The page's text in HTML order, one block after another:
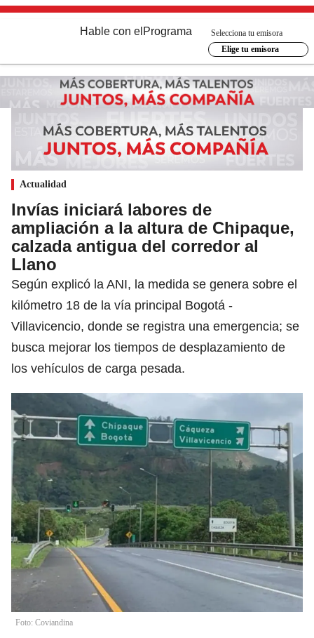
Hable con el Programa
Selecciona tu emisora
Elige tu emisora
Actualidad
Invías iniciará labores de
ampliación a la altura de Chipaque,
calzada antigua del corredor al
Llano
Según explicó la ANI, la medida se genera sobre el
kilómetro 18 de la vía principal Bogotá -
Villavicencio, donde se registra una emergencia; se
busca mejorar los tiempos de desplazamiento de
los vehículos de carga pesada.
Foto: Coviandina